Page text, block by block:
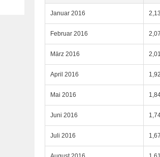
Januar 2016
Februar 2016
März 2016
April 2016
Mai 2016
Juni 2016
Juli 2016